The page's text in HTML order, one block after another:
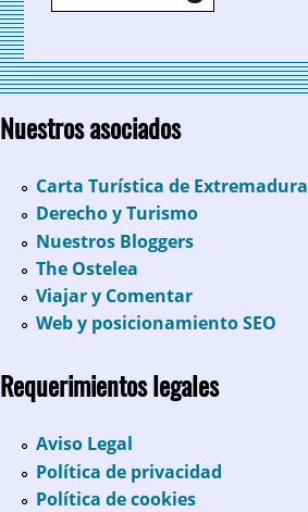
Nuestros asociados
Carta Turística de Extremadura
Derecho y Turismo
Nuestros Bloggers
The Ostelea
Viajar y Comentar
Web y posicionamiento SEO
Requerimientos legales
Aviso Legal
Política de privacidad
Política de cookies